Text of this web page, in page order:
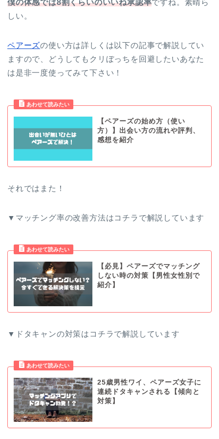
僕の体感では8割くらいのいいね承認率ですね。素晴ら
しい。
ペアーズの使い方は詳しくは以下の記事で解説してい
ますので、どうしてもクリぼっちを回避したいあなた
は是非一度使ってみて下さい！
【ペアーズの始め方（使い
方）】出会い方の流れや評判、
感想を紹介
それではまた！
▼マッチング率の改善方法はコチラで解説しています
【必見】ペアーズでマッチング
しない時の対策【男性女性別で
紹介】
▼ドタキャンの対策はコチラで解説しています
25歳男性ワイ、ペアーズ女子に
連続ドタキャンされる【傾向と
対策】